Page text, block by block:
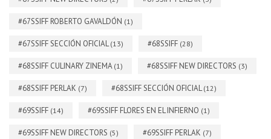
#67SSIFF ROBERTO GAVALDÓN (1)
#67SSIFF SECCIÓN OFICIAL(13) #68SSIFF (28)
#68SSIFF CULINARY ZINEMA (1) #68SSIFF NEW DIRECTORS (3)
#68SSIFF PERLAK (7) #68SSIFF SECCIÓN OFICIAL(12)
#69SSIFF (14) #69SSIFF FLORES EN EL INFIERNO (1)
#69SSIFF NEW DIRECTORS (5) #69SSIFF PERLAK (7)